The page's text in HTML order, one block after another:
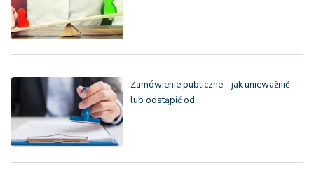
Zamówienie publiczne - jak unieważnić
lub odstąpić od…